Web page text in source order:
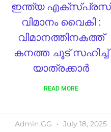
ഇന്ത്യ എക്‌സ്പ്രസ്
വിമാനം വൈകി :
വിമാനത്തിനകത്ത്
കനത്ത ചൂട് സഹിച്ച്
യാത്രക്കാർ
READ MORE
Admin GG July 18, 2025